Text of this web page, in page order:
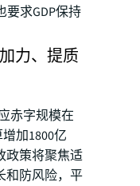
要求GDP保持
力、提质
赤字规模在
加1800亿
政策将聚焦适
和防风险，平